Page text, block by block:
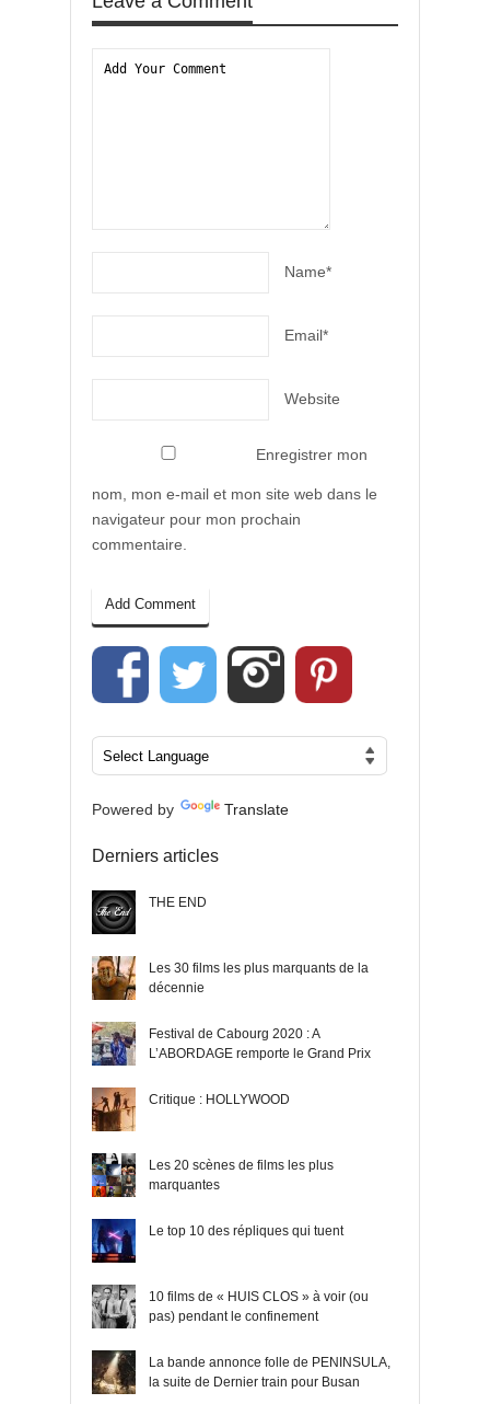
Name*
Email*
Website
Enregistrer mon
nom, mon e-mail et mon site web dans le
navigateur pour mon prochain
commentaire.
Powered by Translate
Derniers articles
THE END
Les 30 films les plus marquants de la
décennie
Festival de Cabourg 2020 : A
L’ABORDAGE remporte le Grand Prix
Critique : HOLLYWOOD
Les 20 scènes de films les plus
marquantes
Le top 10 des répliques qui tuent
10 films de « HUIS CLOS » à voir (ou
pas) pendant le confinement
La bande annonce folle de PENINSULA,
la suite de Dernier train pour Busan